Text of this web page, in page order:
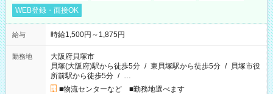
WEB登録・面接OK
給与 時給1,500円～1,875円
勤務地
大阪府貝塚市
貝塚(大阪府)駅から徒歩5分 / 東貝塚駅から徒歩5分 / 貝塚市役
所前駅から徒歩5分 / …
■物流センターなど ■勤務地選べます